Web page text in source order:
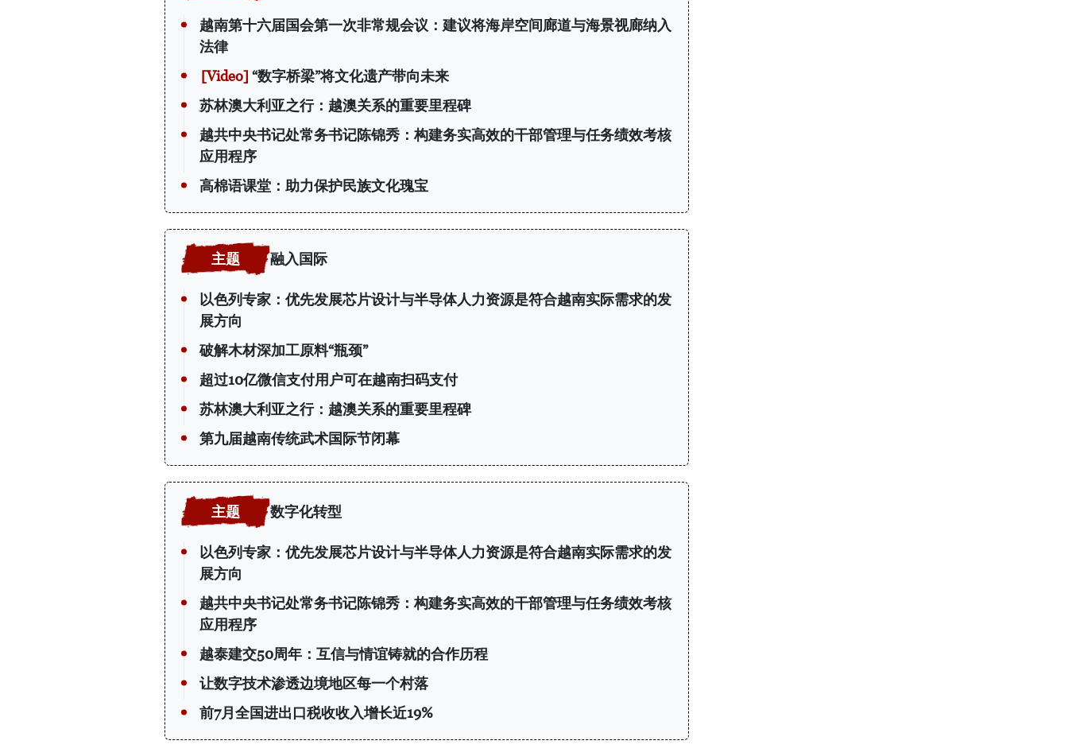
越南第十六届国会第一次非常规会议：建议将海岸空间廊道与海景视廊纳入
法律
“数字桥梁”将文化遗产带向未来
苏林澳大利亚之行：越澳关系的重要里程碑
越共中央书记处常务书记陈锦秀：构建务实高效的干部管理与任务绩效考核
应用程序
高棉语课堂：助力保护民族文化瑰宝
融入国际
以色列专家：优先发展芯片设计与半导体人力资源是符合越南实际需求的发
展方向
破解木材深加工原料“瓶颈”
超过10亿微信支付用户可在越南扫码支付
苏林澳大利亚之行：越澳关系的重要里程碑
第九届越南传统武术国际节闭幕
数字化转型
以色列专家：优先发展芯片设计与半导体人力资源是符合越南实际需求的发
展方向
越共中央书记处常务书记陈锦秀：构建务实高效的干部管理与任务绩效考核
应用程序
越泰建交50周年：互信与情谊铸就的合作历程
让数字技术渗透边境地区每一个村落
前7月全国进出口税收收入增长近19%